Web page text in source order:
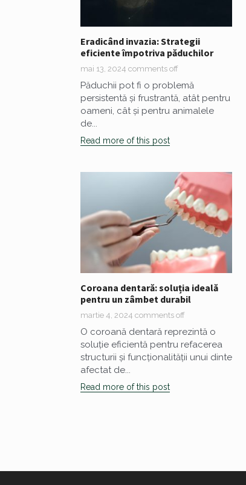
Eradicând invazia: Strategii
eficiente împotriva păduchilor
mai 13, 2024 comments off
Păduchii pot fi o problemă
persistentă și frustrantă, atât pentru
oameni, cât și pentru animalele
de...
Read more of this post
Coroana dentară: soluția ideală
pentru un zâmbet durabil
martie 4, 2024 comments off
O coroană dentară reprezintă o
soluție eficientă pentru refacerea
structurii și funcționalității unui dinte
afectat de...
Read more of this post